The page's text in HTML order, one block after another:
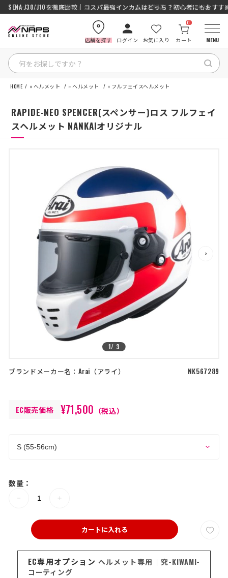
SENA J30/J10を徹底比較｜コスパ最強インカムはどっち？初心者にもおすす
店舗を探す ログイン お気に入り カート
0
MENU
カテゴリから探す
ナップスメンバーズ
店舗を探す
コーポレートサイト
採用情報
特定商取引法に基づく表記
古物営業法に基づく表示/保険勧誘
方針
商品レビュー利用規約
プライバシーポリシー
返金ポリシー
カスタマーハラスメントに対する方
HOME » ヘルメット » ヘルメット » フルフェイスヘルメット
RAPIDE-NEO SPENCER(スペンサー)ロス フルフェイ
スヘルメット NANKAIオリジナル
1/ 3
>
ブランドメーカー名： Arai アライ NK567289
EC販売価格 ¥71,500 （税込）
数量：
カートに入れる
EC専用オプション ヘルメット専用｜究-KIWAMI-
コーティング